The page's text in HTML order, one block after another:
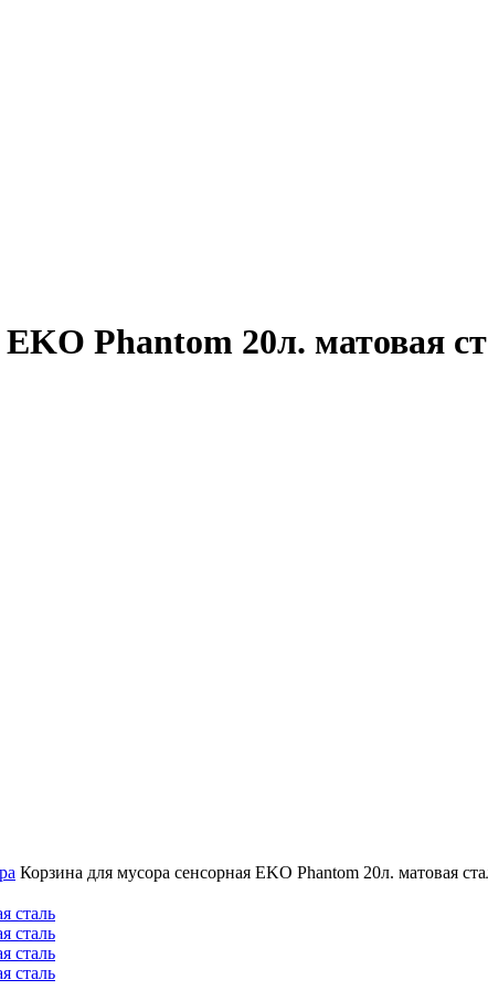
Phantom 20л. матовая
Корзина для мусора сенсорная EKO Phantom 20л. матовая